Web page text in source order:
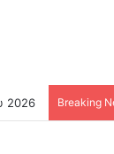
2026 Breaking